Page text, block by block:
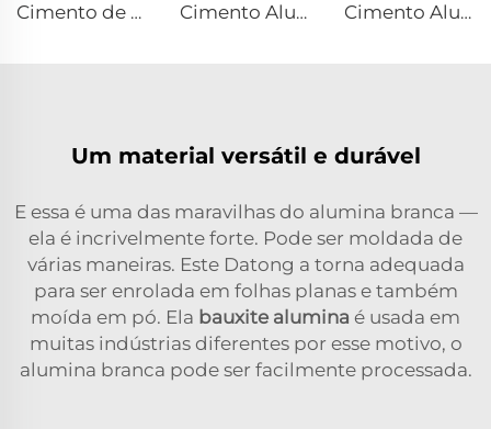
Cimento de Alumínio Calcário DK-90 Cimento Aluminoso de Cálcio DK-80 Cimento Aluminoso de Cálcio DK-71
Um material versátil e durável
E essa é uma das maravilhas do alumina branca —
ela é incrivelmente forte. Pode ser moldada de
várias maneiras. Este Datong a torna adequada
para ser enrolada em folhas planas e também
moída em pó. Ela bauxite alumina é usada em
muitas indústrias diferentes por esse motivo, o
alumina branca pode ser facilmente processada.